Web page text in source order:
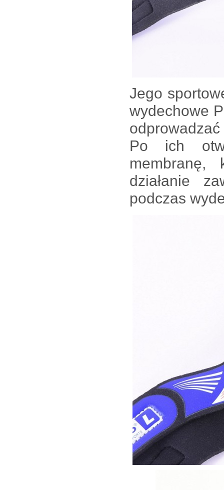
Jego
wydechowe
Po ich
membranę,
działanie
podczas